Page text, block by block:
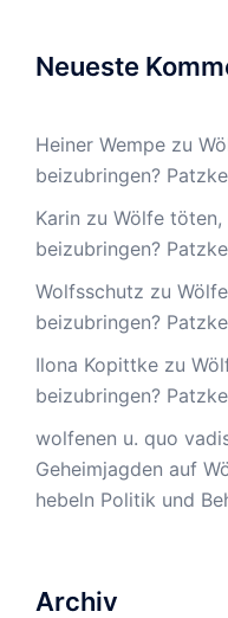
Neueste
Heiner Wempe zu
beizubringen?
Karin zu Wölfe töten,
beizubringen?
Wolfsschutz zu
beizubringen?
Ilona Kopittke zu
beizubringen?
wolfenen u. quo
Geheimjagden auf
hebeln Politik und
Archiv